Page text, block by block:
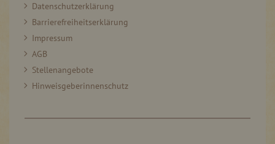
Datenschutzerklärung
Barrierefreiheitserklärung
Impressum
AGB
Stellenangebote
Hinweisgeberinnenschutz